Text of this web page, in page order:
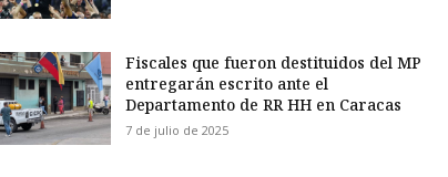
Fiscales que fueron destituidos del MP
entregarán escrito ante el
Departamento de RR HH en Caracas
7 de julio de 2025